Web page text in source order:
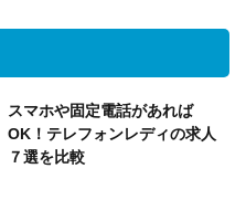
スマホや固定電話があれば
OK！テレフォンレディの求人
７選を比較